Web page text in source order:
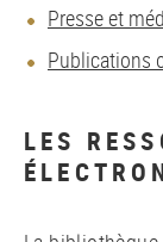
Presse et
Publications
LES